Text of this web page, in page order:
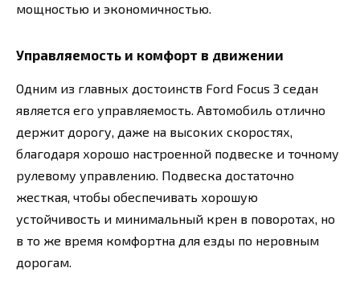
мощностью и экономичностью.
Управляемость и комфорт в движении
Одним из главных достоинств Ford Focus 3 седан
является его управляемость. Автомобиль отлично
держит дорогу, даже на высоких скоростях,
благодаря хорошо настроенной подвеске и точному
рулевому управлению. Подвеска достаточно
жесткая, чтобы обеспечивать хорошую
устойчивость и минимальный крен в поворотах, но
в то же время комфортна для езды по неровным
дорогам.